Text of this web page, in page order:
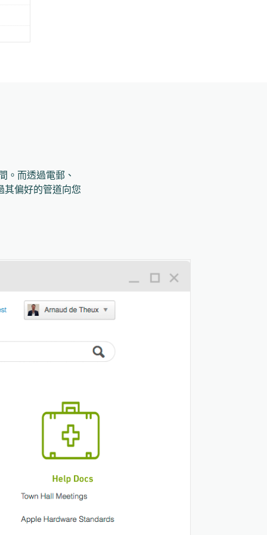
。而透過電郵、
其偏好的管道向您